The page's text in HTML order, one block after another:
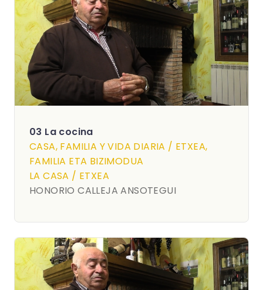
03 La cocina
CASA, FAMILIA Y VIDA DIARIA / ETXEA,
FAMILIA ETA BIZIMODUA
LA CASA / ETXEA
HONORIO CALLEJA ANSOTEGUI